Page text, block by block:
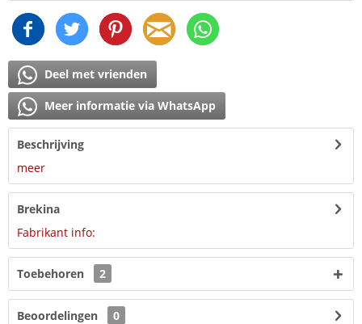
Deel met vrienden
Meer informatie via WhatsApp
Beschrijving
meer
Brekina
Fabrikant info:
Toebehoren 2
Beoordelingen
0